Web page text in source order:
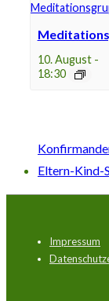
10. August -
18:30
Eltern-Kind-
Footer-
Menü
Impressum